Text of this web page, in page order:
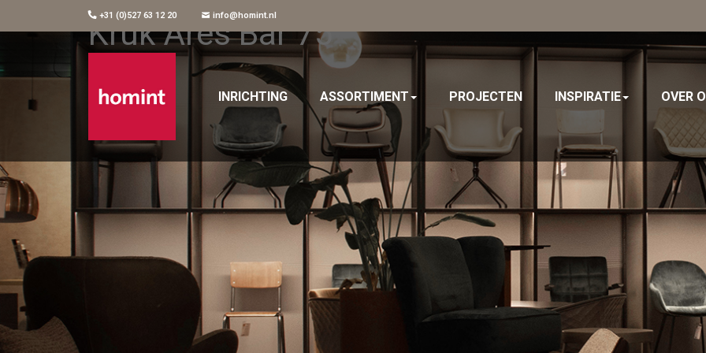
+31 (0)527 63 12 20 info@homint.nl
INRICHTING ASSORTIMENT PROJECTEN INSPIRATIE OVER
Kruk Ares Bar 75